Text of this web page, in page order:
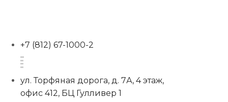
+7 (812) 67-1000-2
ул. Торфяная дорога, д. 7А, 4 этаж,
офис 412, БЦ Гулливер 1